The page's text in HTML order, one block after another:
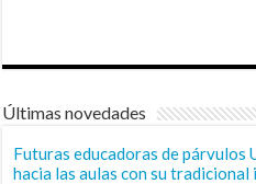
Últimas novedades
Futuras educadoras de párvulos
hacia las aulas con su